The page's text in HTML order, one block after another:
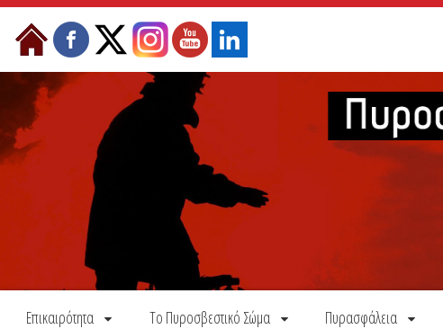
Skip to Content
Επικαιρότητα Το Πυροσβεστικό Σώμα Πυρασφάλεια